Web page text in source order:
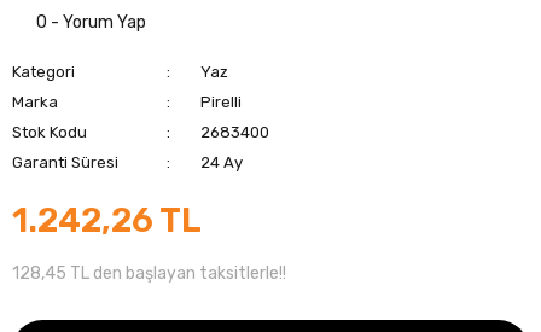
0 - Yorum Yap
Kategori
Yaz
Marka
Pirelli
Stok Kodu
2683400
Garanti Süresi
24 Ay
1.242,26 TL
128,45 TL den başlayan taksitlerle!!